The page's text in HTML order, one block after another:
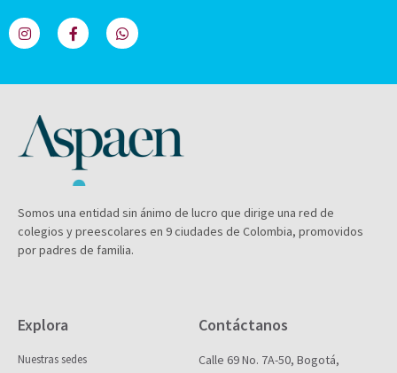
Somos una entidad sin ánimo de lucro que dirige una red de
colegios y preescolares en 9 ciudades de Colombia, promovidos
por padres de familia.
Explora
Nuestras sedes
Contáctanos
Calle 69 No. 7A-50, Bogotá,